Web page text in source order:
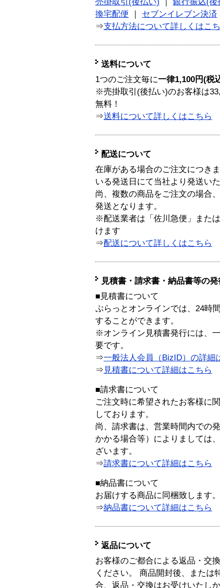
売掛取引(後払い)
銀行振込(後
換宅配便
セブンイレブン決済
⇒支払方法について詳しくはこ
送料について
1つのご注文毎に一律1,100円(税
※売掛取引(後払い)のお客様は
無料！
⇒送料について詳しくはこちら
配送について
在庫がある場合のご注文につき
いる発送日にて当社より発送い
尚、複数の商品をご注文の場合
発送となります。
※配送業者は「佐川急便」また
けます
⇒配送について詳しくはこちら
見積書・請求書・納品書等の
■見積書について
ぷらっとオンラインでは、24時
することができます。
※オンライン見積書発行には、
要です。
⇒一般法人会員（BizID）の詳細
⇒ 見積書について詳細はこちら
■請求書について
ご注文時に希望されたお客様に
しております。
尚、請求書は、営業時間内での
かかる場合等）によりましては
ざいます。
⇒請求書について詳細はこちら
■納品書について
お届けする商品に同梱致します。
⇒納品書について詳細はこちら
返品について
お客様のご都合による返品・交
ください。 商品開封後、または
合、返品・交換はお受けいたし